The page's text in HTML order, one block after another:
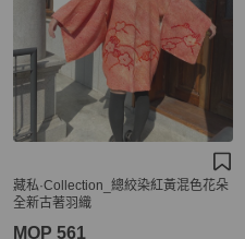
藏私·Collection_總絞染紅黃混色花朵
全新古著羽織
MOP 561